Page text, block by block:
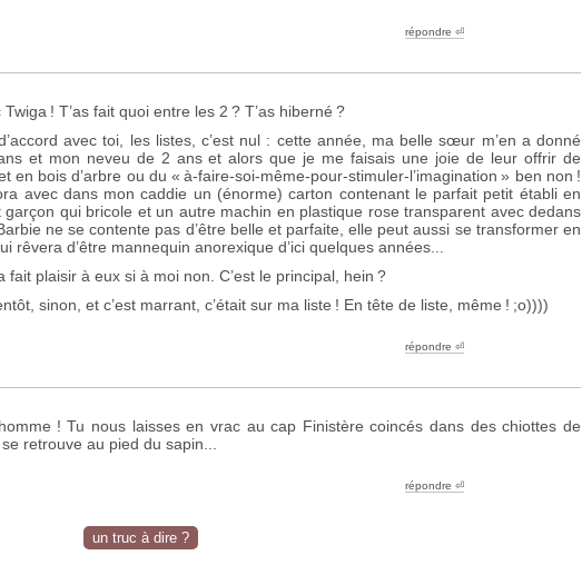
répondre ︎⏎
Twiga ! T’as fait quoi entre les 2 ? T’as hiberné ?
avec toi, les listes, c’est nul : cette année, ma belle sœur m’en a donné
et mon neveu de 2 ans et alors que je me faisais une joie de leur offrir de
en bois d’arbre ou du « à-faire-soi-même-pour-stimuler-l’imagination » ben non !
avec dans mon caddie un (énorme) carton contenant le parfait petit établi en
qui bricole et un autre machin en plastique rose transparent avec dedans
ne se contente pas d’être belle et parfaite, elle peut aussi se transformer en
rêvera d’être mannequin anorexique d’ici quelques années...
fait plaisir à eux si à moi non. C’est le principal, hein ?
sinon, et c’est marrant, c’était sur ma liste ! En tête de liste, même ! ;o))))
répondre ︎⏎
! Tu nous laisses en vrac au cap Finistère coincés dans des chiottes de
retrouve au pied du sapin...
répondre ︎⏎
un truc à dire ?